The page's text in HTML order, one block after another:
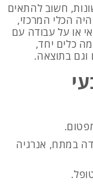
חשוב להתאים
הכלי המרכזי,
או על עבודה עם
כלים יחד,
וגם בתוצאה.
במתח, אנרגיה